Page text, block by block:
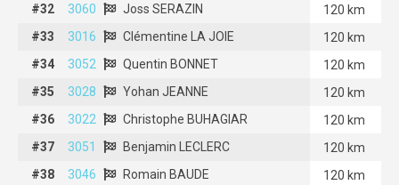
#32
3060 Joss SERAZIN
120 km
#33
3016 Clémentine LA JOIE
120 km
#34
3052 Quentin BONNET
120 km
#35
3028 Yohan JEANNE
120 km
#36
3022 Christophe BUHAGIAR
120 km
#37
3051 Benjamin LECLERC
120 km
#38
3046 Romain BAUDE
120 km
#32
3060
Joss SERAZIN
#33
3016
Clémentine LA JOIE
#34
3052
Quentin BONNET
#35
3028
Yohan JEANNE
#36
3022
Christophe BUHAGIAR
#37
3051
Benjamin LECLERC
#38
3046
Romain BAUDE